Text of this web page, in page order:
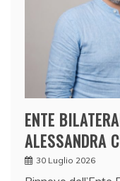
ENTE
ALESSANDRA
30 Luglio 2026